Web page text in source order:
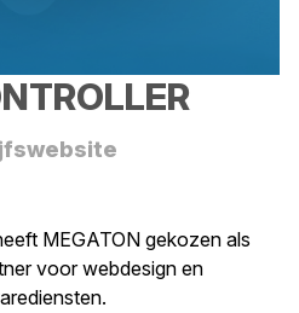
MEGATON gekozen als
voor webdesign en